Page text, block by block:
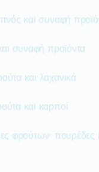
και συναφή
συναφή προϊόντα
και λαχανικά
και καρποί
φρούτων·